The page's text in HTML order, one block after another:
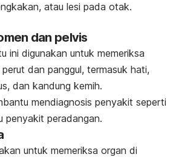
atau lesi pada otak.
dan pelvis
ini digunakan untuk memeriksa
dan panggul, termasuk hati,
dan kandung kemih.
mendiagnosis penyakit seperti
penyakit peradangan.
untuk memeriksa organ di